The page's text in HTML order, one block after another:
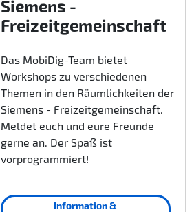
Siemens -
Freizeitgemeinschaft
Das MobiDig-Team bietet
Workshops zu verschiedenen
Themen in den Räumlichkeiten der
Siemens - Freizeitgemeinschaft.
Meldet euch und eure Freunde
gerne an. Der Spaß ist
vorprogrammiert!
Information &